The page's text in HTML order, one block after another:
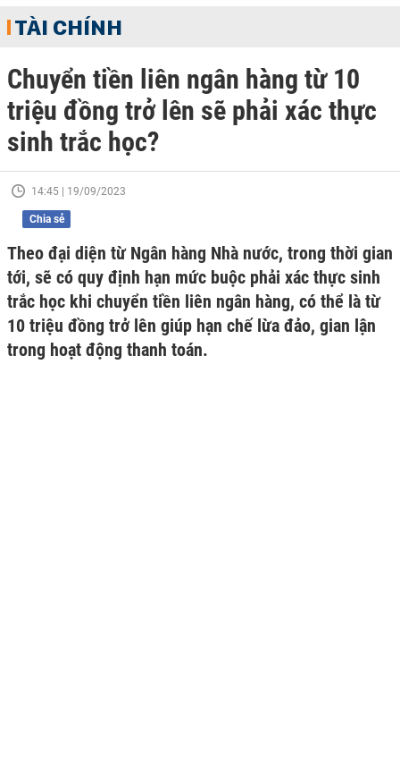
TÀI CHÍNH
Chuyển tiền liên ngân hàng từ 10
triệu đồng trở lên sẽ phải xác thực
sinh trắc học?
14:45 | 19/09/2023
Chia sẻ
Theo đại diện từ Ngân hàng Nhà nước, trong thời gian
tới, sẽ có quy định hạn mức buộc phải xác thực sinh
trắc học khi chuyển tiền liên ngân hàng, có thể là từ
10 triệu đồng trở lên giúp hạn chế lừa đảo, gian lận
trong hoạt động thanh toán.